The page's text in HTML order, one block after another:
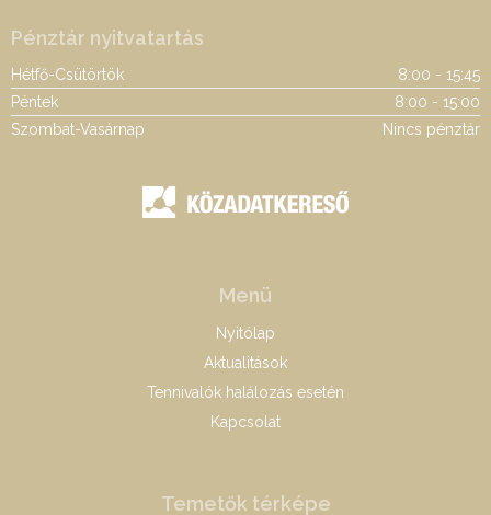
Pénztár nyitvatartás
Hétfő-Csütörtök
8:00 - 15:45
Péntek
8:00 - 15:00
Szombat-Vasárnap
Nincs pénztár
Menü
Nyitólap
Aktualitások
Tennivalók halálozás esetén
Kapcsolat
Temetők térképe